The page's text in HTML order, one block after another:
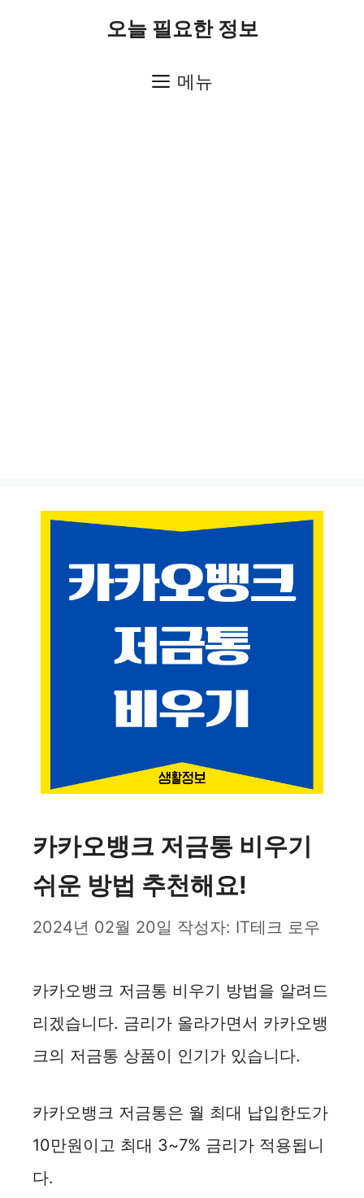
오늘 필요한 정보
메뉴
카카오뱅크 저금통 비우기
쉬운 방법 추천해요!
2024년 02월 20일 작성자: IT테크 로우
카카오뱅크 저금통 비우기 방법을 알려드
리겠습니다. 금리가 올라가면서 카카오뱅
크의 저금통 상품이 인기가 있습니다.
카카오뱅크 저금통은 월 최대 납입한도가
10만원이고 최대 3~7% 금리가 적용됩니
다.